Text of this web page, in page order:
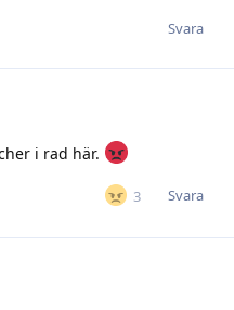
Svara
i rad här.
3 Svara